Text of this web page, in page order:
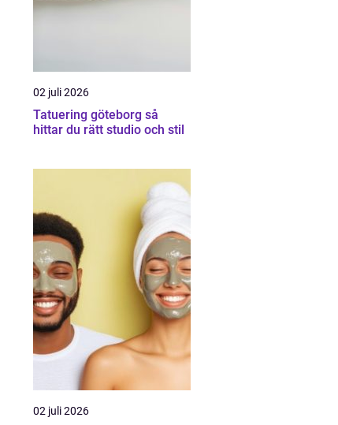
02 juli 2026
Tatuering göteborg så
hittar du rätt studio och stil
02 juli 2026